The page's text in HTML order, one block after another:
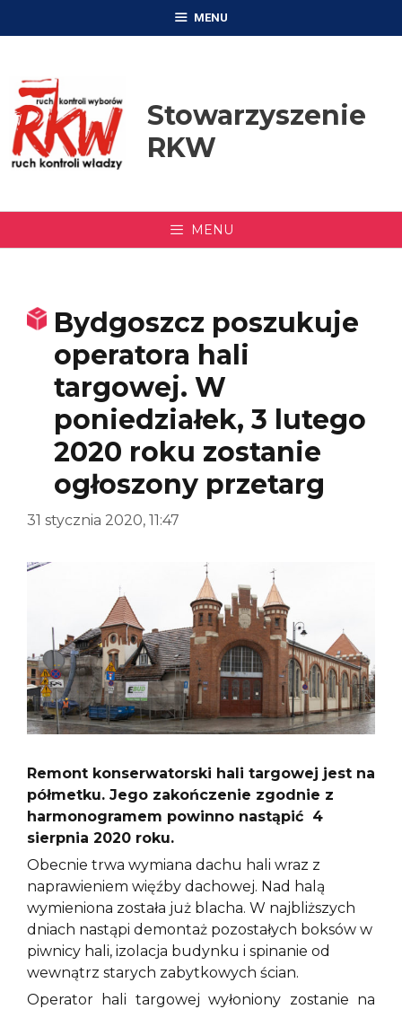
MENU
Stowarzyszenie
RKW
MENU
Bydgoszcz poszukuje
operatora hali
targowej. W
poniedziałek, 3 lutego
2020 roku zostanie
ogłoszony przetarg
31 stycznia 2020, 11:47
Remont konserwatorski hali targowej jest na
półmetku. Jego zakończenie zgodnie z
harmonogramem powinno nastąpić 4
sierpnia 2020 roku.
Obecnie trwa wymiana dachu hali wraz z
naprawieniem więźby dachowej. Nad halą
wymieniona została już blacha. W najbliższych
dniach nastąpi demontaż pozostałych boksów w
piwnicy hali, izolacja budynku i spinanie od
wewnątrz starych zabytkowych ścian.
Operator hali targowej wyłoniony zostanie na